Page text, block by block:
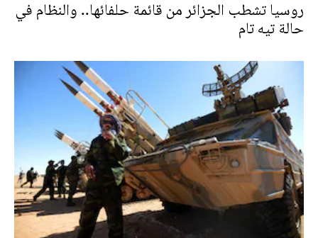
روسيا تشطب الجزائر من قائمة حلفائها.. والنظام في
حالة تيه تام